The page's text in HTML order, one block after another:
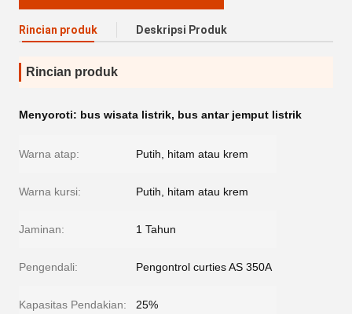
Rincian produk Deskripsi Produk
Rincian produk
Menyoroti: bus wisata listrik, bus antar jemput listrik
Warna atap: Putih, hitam atau krem
Warna kursi: Putih, hitam atau krem
Jaminan: 1 Tahun
Pengendali: Pengontrol curties AS 350A
Kapasitas Pendakian: 25%